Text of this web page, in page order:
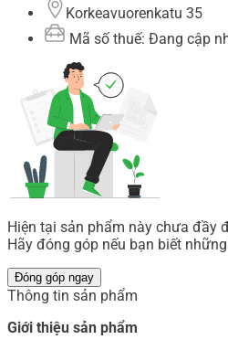
Korkeavuorenkatu 35
Mã số thuế: Đang cập
Hiện tại sản phẩm này chưa đầy
Hãy đóng góp nếu bạn biết
Đóng góp ngay
Thông tin sản phẩm
Giới thiệu sản phẩm